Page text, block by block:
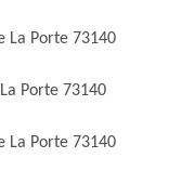
La Porte 73140
Porte 73140
La Porte 73140